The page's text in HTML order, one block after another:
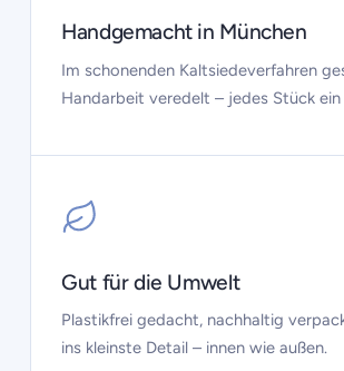
Handgemacht in München
Im schonenden Kaltsiedeverfahren
Handarbeit veredelt – jedes Stück ein
Gut für die Umwelt
Plastikfrei gedacht, nachhaltig
ins kleinste Detail – innen wie außen.